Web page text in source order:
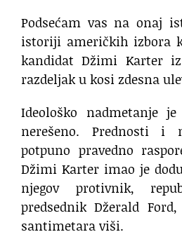
Podsećam vas na onaj
istoriji američkih izbora
kandidat Džimi Karter
razdeljak u kosi zdesna
Ideološko nadmetanje
nerešeno. Prednosti i
potpuno pravedno
Džimi Karter imao je
njegov protivnik,
predsednik Džerald
santimetara viši.